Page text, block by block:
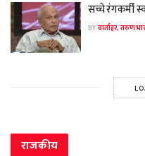
सच्चे रंगकर्मी
BYवार्ताहर, तरुण
राजकीय